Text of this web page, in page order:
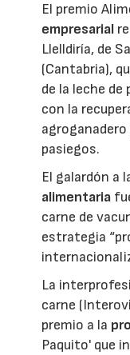
El premio
empresarial
Llelldiría, de
(Cantabria),
de la leche de
con la
pasiegos.
El galardón a
alimentaria
carne de
estrategia
La
carne
premio a la
Paquito' que